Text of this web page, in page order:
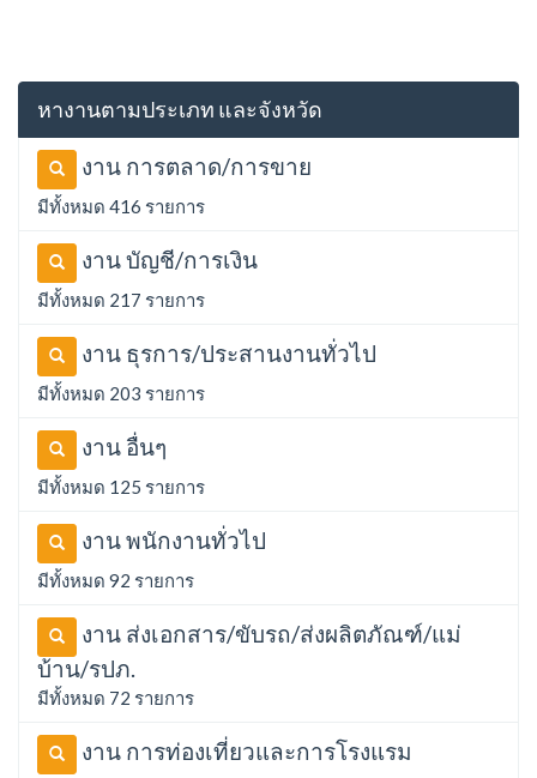
หางานตามประเภท และจังหวัด
งาน การตลาด/การขาย
มีทั้งหมด 416 รายการ
งาน บัญชี/การเงิน
มีทั้งหมด 217 รายการ
งาน ธุรการ/ประสานงานทั่วไป
มีทั้งหมด 203 รายการ
งาน อื่นๆ
มีทั้งหมด 125 รายการ
งาน พนักงานทั่วไป
มีทั้งหมด 92 รายการ
งาน ส่งเอกสาร/ขับรถ/ส่งผลิตภัณฑ์/แม่
บ้าน/รปภ.
มีทั้งหมด 72 รายการ
งาน การท่องเที่ยวและการโรงแรม